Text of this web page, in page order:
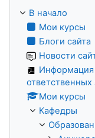
В начало
Мои курсы
Блоги сайта
Новости
Информация
ответственных
Мои курсы
Кафедры